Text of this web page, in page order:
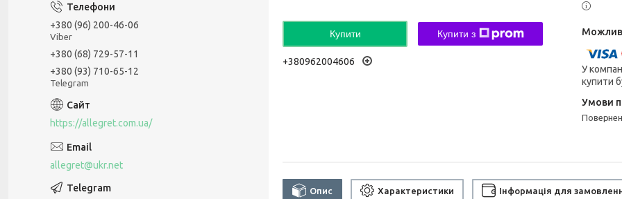
Купити Купити з
+380962004606
У
купити
Опис Характеристики Інформація для
+380 (96) 200-46-06
Viber
+380 (68) 729-57-11
+380 (93) 710-65-12
Telegram
https://allegret.com.ua/
allegret@ukr.net